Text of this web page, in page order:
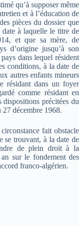
qu’à supposer même
et à l’éducation de
pièces du dossier que
à laquelle le titre de
et que sa mère, de
d’origine jusqu’à son
dans lequel résident
conditions, à la date de
autres enfants mineurs
résidant dans un foyer
comme résidant en
dispositions précitées du
27 décembre 1968.
fait obstacle
se trouvant, à la date de
de plein droit à la
sur le fondement des
franco-algérien.